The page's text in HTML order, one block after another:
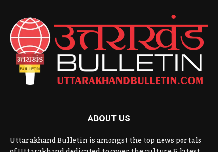
ABOUT US
Uttarakhand Bulletin is amongst the top news portals